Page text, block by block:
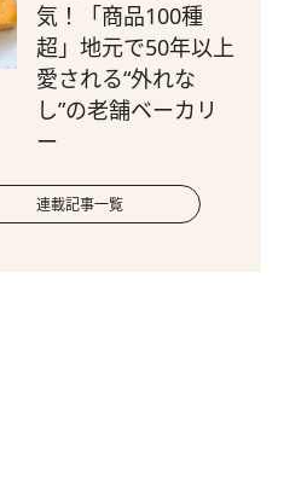
気！「商品100種
超」地元で50年以上
愛される“外れな
し”の老舗ベーカリ
ー
連載記事一覧